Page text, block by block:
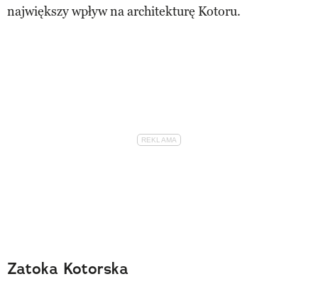
największy wpływ na architekturę Kotoru​.
Zatoka Kotorska